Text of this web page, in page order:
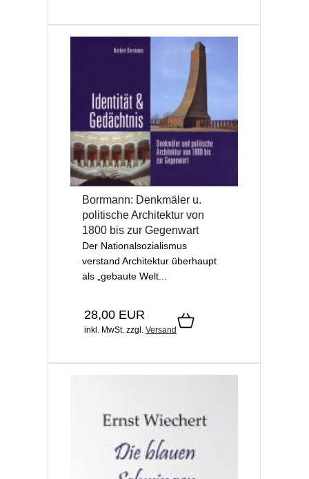
Borrmann: Denkmäler u.
politische Architektur von
1800 bis zur Gegenwart
Der Nationalsozialismus
verstand Architektur überhaupt
als „gebaute Welt...
28,00 EUR
inkl. MwSt. zzgl. Versand